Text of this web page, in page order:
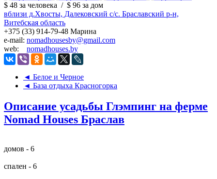
$ 48 за человека / $ 96 за дом
вблизи д.Хвосты, Далековский с/с. Браславский р-н,
Витебская область
+375 (33) 914-79-48 Марина
e-mail: nomadhousesby@gmail.com
web: nomadhouses.by
◄ Белое и Черное
◄ База отдыха Красногорка
Описание усадьбы Глэмпинг на ферме
Nomad Houses Браслав
домов - 6
спален - 6